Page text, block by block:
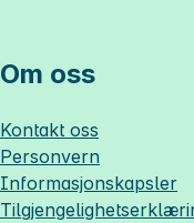
Om oss
Kontakt oss
Personvern
Informasjonskapsler